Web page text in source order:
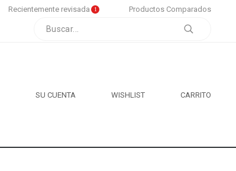
Recientemente revisada 1 Productos Comparados
SU CUENTA WISHLIST CARRITO